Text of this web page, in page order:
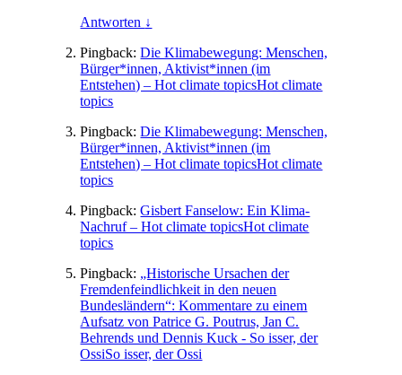
Antworten ↓
Pingback:Die Klimabewegung: Menschen,
Bürger*innen, Aktivist*innen (im
Entstehen) – Hot climate topicsHot climate
topics
Pingback:Die Klimabewegung: Menschen,
Bürger*innen, Aktivist*innen (im
Entstehen) – Hot climate topicsHot climate
topics
Pingback:Gisbert Fanselow: Ein Klima-
Nachruf – Hot climate topicsHot climate
topics
Pingback: „Historische Ursachen der
Fremdenfeindlichkeit in den neuen
Bundesländern“: Kommentare zu einem
Aufsatz von Patrice G. Poutrus, Jan C.
Behrends und Dennis Kuck - So isser, der
OssiSo isser, der Ossi